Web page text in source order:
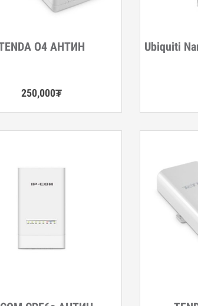
O4 АНТИН
250,000₮
Ubiquiti